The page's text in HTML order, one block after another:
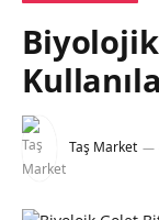
Taş Market